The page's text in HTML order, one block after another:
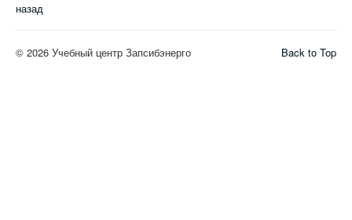
назад
Back to Top
© 2026 Учебный центр Запсибэнерго